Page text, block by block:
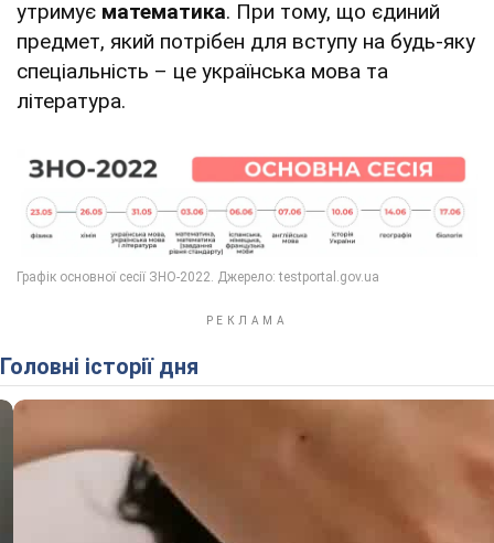
утримує математика. При тому, що єдиний
предмет, який потрібен для вступу на будь-яку
спеціальність – це українська мова та
література.
Головні історії дня